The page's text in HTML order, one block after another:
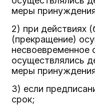
меры
2) при действиях
(прекращение)
несвоевременное
осуществлялись
меры
3) если
срок;